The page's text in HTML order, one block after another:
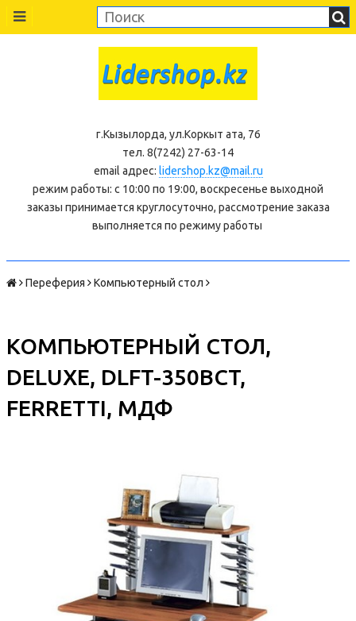
г.Кызылорда, ул.Коркыт ата, 76
тел. 8(7242) 27-63-14
email адрес: lidershop.kz@mail.ru
режим работы: с 10:00 по 19:00, воскресенье выходной
заказы принимается круглосуточно, рассмотрение заказа
выполняется по режиму работы
Переферия Компьютерный стол
КОМПЬЮТЕРНЫЙ СТОЛ,
DELUXE, DLFT-350BCT,
FERRETTI, МДФ